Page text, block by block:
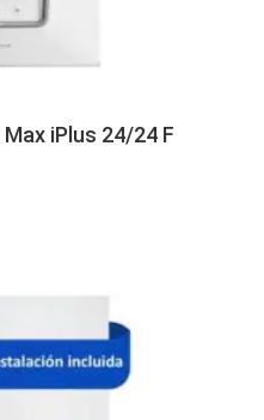
iPlus 24/24 F